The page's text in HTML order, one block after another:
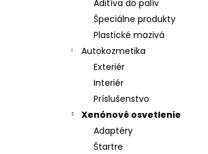
Aditíva do palív
Špeciálne produkty
Plastické mazivá
Autokozmetika
Exteriér
Interiér
Príslušenstvo
Xenónové osvetlenie
Adaptéry
Štartre
LED T5 ČERVENÁ, 12V, 3LED / SMD